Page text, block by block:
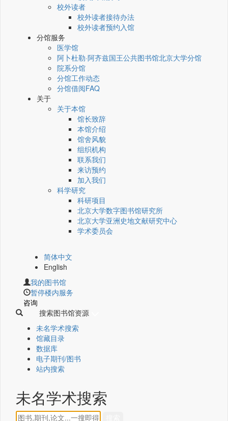
校外读者
校外读者接待办法
校外读者预约入馆
分馆服务
医学馆
阿卜杜勒·阿齐兹国王公共图书馆北京大学分馆
院系分馆
分馆工作动态
分馆借阅FAQ
关于
关于本馆
馆长致辞
本馆介绍
馆舍风貌
组织机构
联系我们
来访预约
加入我们
科学研究
科研项目
北京大学数字图书馆研究所
北京大学亚洲史地文献研究中心
学术委员会
简体中文
English
我的图书馆
暂停楼内服务
咨询
搜索图书馆资源
未名学术搜索
馆藏目录
数据库
电子期刊/图书
站内搜索
未名学术搜索